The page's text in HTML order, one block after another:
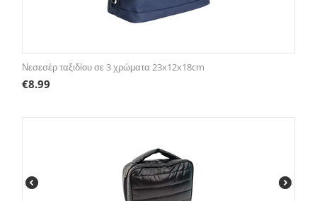
Νεσεσέρ ταξιδίου σε 3 χρώματα 23x12x18cm
€8.99